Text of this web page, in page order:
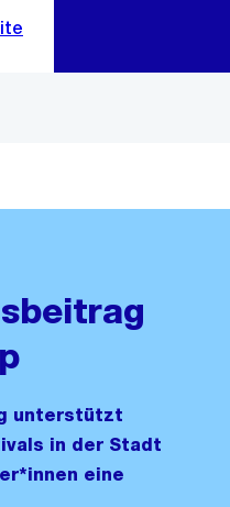
unterstützt
in der Stadt
eine